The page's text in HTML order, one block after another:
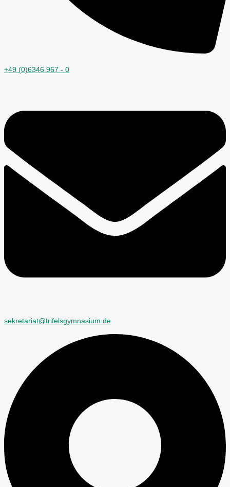
+49 (0)6346 967 - 0
sekretariat@trifelsgymnasium.de